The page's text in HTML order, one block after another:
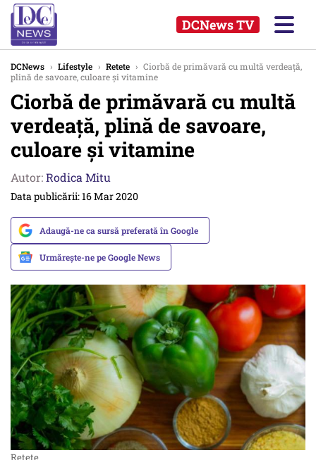
DCNews TV
DCNews › Lifestyle › Retete › Ciorbă de primăvară cu multă verdeață,
plină de savoare, culoare și vitamine
Ciorbă de primăvară cu multă
verdeață, plină de savoare,
culoare și vitamine
Autor:Rodica Mitu
Data publicării: 16 Mar 2020
Adaugă-ne ca sursă preferată în Google
Urmărește-ne pe Google News
Rețete